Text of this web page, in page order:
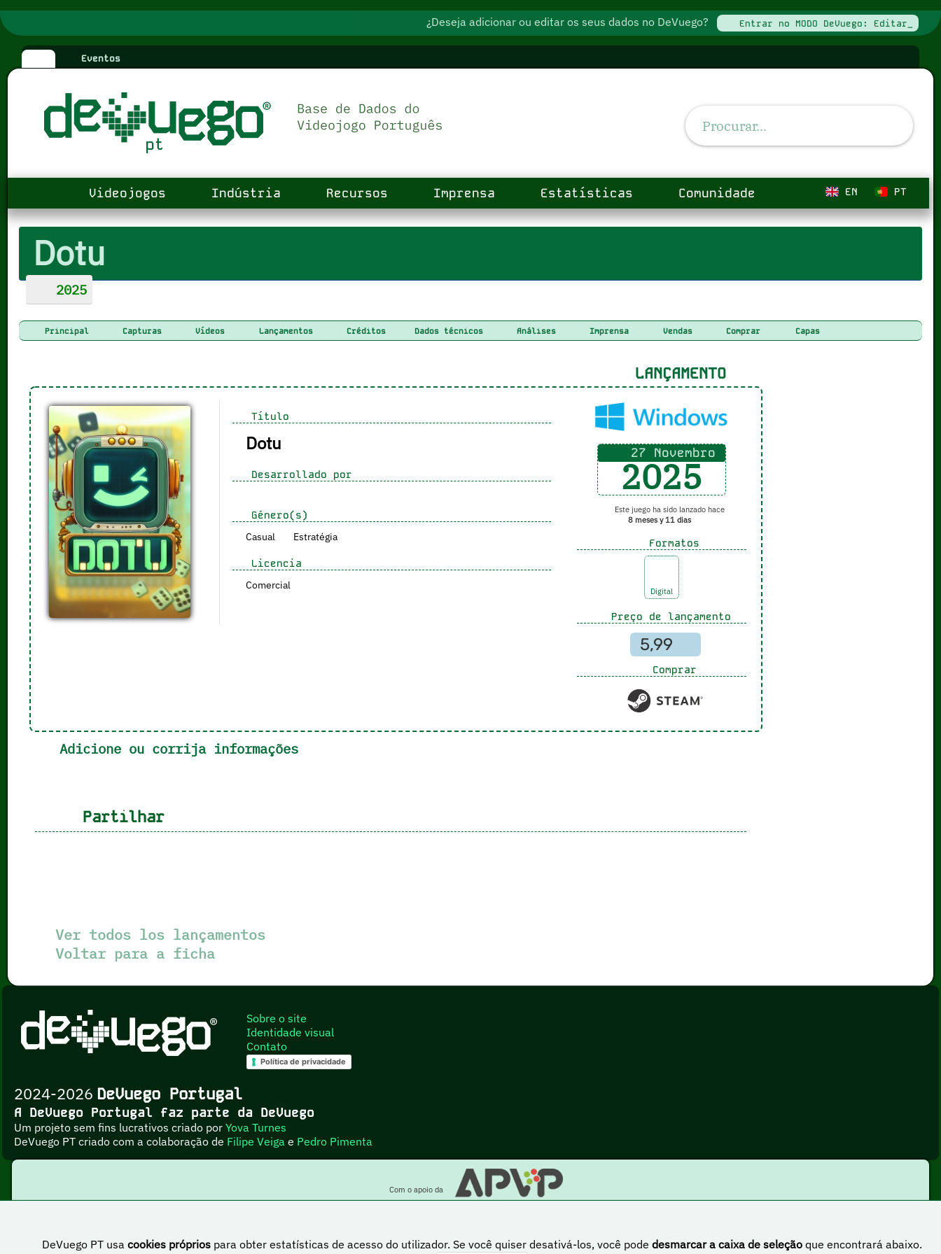
¿Deseja adicionar ou editar os seus dados no DeVuego? Entrar no MODO DeVuego: Editar_
Eventos
Videojogos Indústria Recursos Imprensa Estatísticas Comunidade PT
EN
Dotu
2025
Principal Capturas Vídeos Lançamentos Créditos Dados técnicos Análises Imprensa Vendas Comprar Capas
LANÇAMENTO
27 Novembro
2025
Este juego ha sido lanzado hace
8 meses y 11 dias
Formatos
Digital
Preço de lançamento
5,99
Comprar
Título
Dotu
Desarrollado por
Género(s)
Casual
Estratégia
Licencia
Comercial
Adicione ou corrija informações
Partilhar
Ver todos los lançamentos
Voltar para a ficha
DeVuego PT usa cookies própriospara obter estatísticas de acesso do utilizador. Se você quiser desativá-los, você pode desmarcar a caixa de seleçãoque encontrará abaixo.
Sobre o site
Identidade visual
Contato
Política de privacidade
2024-2026 DeVuego Portugal
A DeVuego Portugal faz parte da DeVuego
Um projeto sem fins lucrativos criado porYova Turnes
DeVuego PT criado com a colaboração de Filipe Veiga e Pedro Pimenta
Com o apoio da